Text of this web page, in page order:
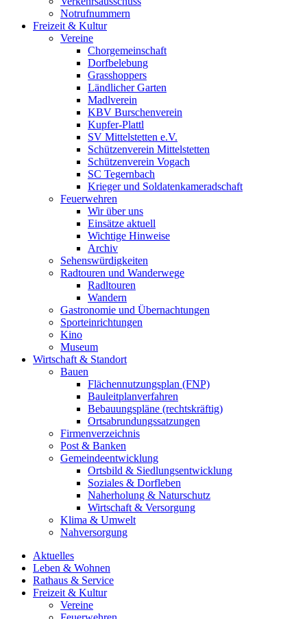
Notrufnummern
Freizeit & Kultur
Vereine
Chorgemeinschaft
Dorfbelebung
Grasshoppers
Ländlicher Garten
Madlverein
KBV Burschenverein
Kupfer-Plattl
SV Mittelstetten e.V.
Schützenverein Mittelstetten
Schützenverein Vogach
SC Tegernbach
Krieger und Soldatenkameradschaft
Feuerwehren
Wir über uns
Einsätze aktuell
Wichtige Hinweise
Archiv
Sehenswürdigkeiten
Radtouren und Wanderwege
Radltouren
Wandern
Gastronomie und Übernachtungen
Sporteinrichtungen
Kino
Museum
Wirtschaft & Standort
Bauen
Flächennutzungsplan (FNP)
Bauleitplanverfahren
Bebauungspläne (rechtskräftig)
Ortsabrundungssatzungen
Firmenverzeichnis
Post & Banken
Gemeindeentwicklung
Ortsbild & Siedlungsentwicklung
Soziales & Dorfleben
Naherholung & Naturschutz
Wirtschaft & Versorgung
Klima & Umwelt
Nahversorgung
Aktuelles
Leben & Wohnen
Rathaus & Service
Freizeit & Kultur
Vereine